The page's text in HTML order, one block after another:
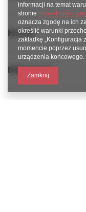
Konto
Informacje
informacji na temat
stronie Prywatność i
oznacza zgodę na ich
określić warunki
zakładkę „Konfiguracja
momencie poprzez
urządzenia końcowego.
Zamknij